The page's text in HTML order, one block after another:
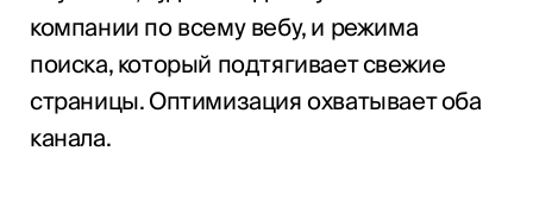
компании по всему вебу, и режима
поиска, который подтягивает свежие
страницы. Оптимизация охватывает оба
канала.